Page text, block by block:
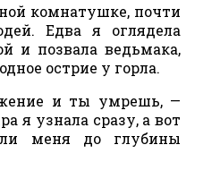
комнатушке, почти
Едва я оглядела
и позвала ведьмака,
острие у горла.
и ты умрешь, —
я узнала сразу, а вот
меня до глубины